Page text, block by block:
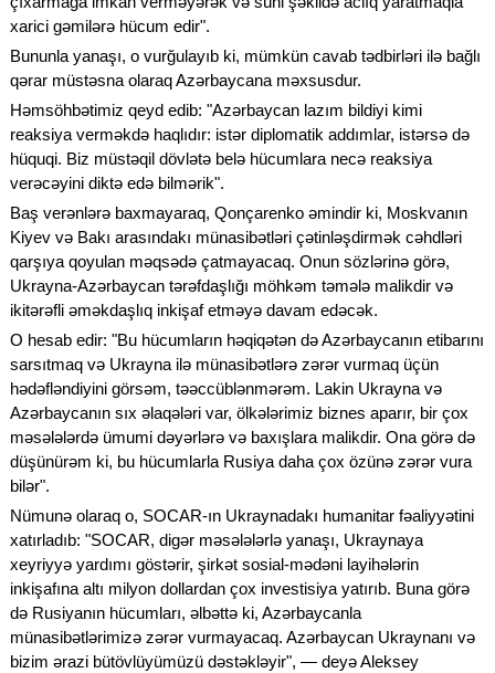
xarici gəmilərə hücum edir".
Bununla yanaşı, o vurğulayıb ki, mümkün cavab tədbirləri ilə bağlı
qərar müstəsna olaraq Azərbaycana məxsusdur.
Həmsöhbətimiz qeyd edib: "Azərbaycan lazım bildiyi kimi
reaksiya verməkdə haqlıdır: istər diplomatik addımlar, istərsə də
hüquqi. Biz müstəqil dövlətə belə hücumlara necə reaksiya
verəcəyini diktə edə bilmərik".
Baş verənlərə baxmayaraq, Qonçarenko əmindir ki, Moskvanın
Kiyev və Bakı arasındakı münasibətləri çətinləşdirmək cəhdləri
qarşıya qoyulan məqsədə çatmayacaq. Onun sözlərinə görə,
Ukrayna-Azərbaycan tərəfdaşlığı möhkəm təmələ malikdir və
ikitərəfli əməkdaşlıq inkişaf etməyə davam edəcək.
O hesab edir: "Bu hücumların həqiqətən də Azərbaycanın etibarını
sarsıtmaq və Ukrayna ilə münasibətlərə zərər vurmaq üçün
hədəfləndiyini görsəm, təəccüblənmərəm. Lakin Ukrayna və
Azərbaycanın sıx əlaqələri var, ölkələrimiz biznes aparır, bir çox
məsələlərdə ümumi dəyərlərə və baxışlara malikdir. Ona görə də
düşünürəm ki, bu hücumlarla Rusiya daha çox özünə zərər vura
bilər".
Nümunə olaraq o, SOCAR-ın Ukraynadakı humanitar fəaliyyətini
xatırladıb: "SOCAR, digər məsələlərlə yanaşı, Ukraynaya
xeyriyyə yardımı göstərir, şirkət sosial-mədəni layihələrin
inkişafına altı milyon dollardan çox investisiya yatırıb. Buna görə
də Rusiyanın hücumları, əlbəttə ki, Azərbaycanla
münasibətlərimizə zərər vurmayacaq. Azərbaycan Ukraynanı və
bizim ərazi bütövlüyümüzü dəstəkləyir", — deyə Aleksey